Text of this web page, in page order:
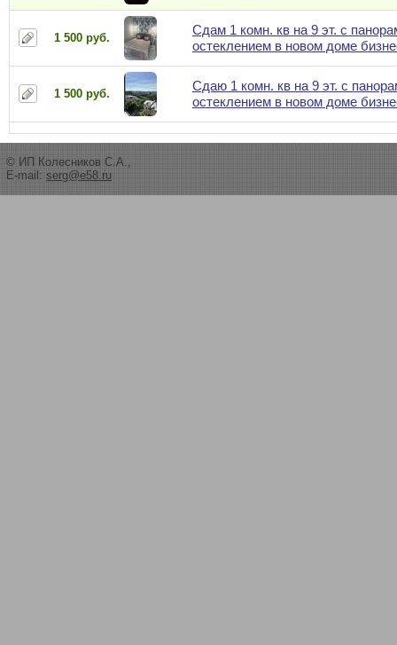
1 500 руб.
Сдам 1 комн. кв на 9 эт. с
остеклением в новом доме
1 500 руб.
Сдаю 1 комн. кв на 9 эт. с
остеклением в новом доме
© ИП Колесников С.А.,
E-mail: serg@e58.ru